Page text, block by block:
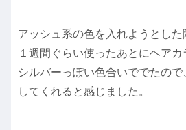
アッシュ系の色を入れようとし
１週間ぐらい使ったあとにヘアカ
シルバーっぽい色合いででたの
してくれると感じました。